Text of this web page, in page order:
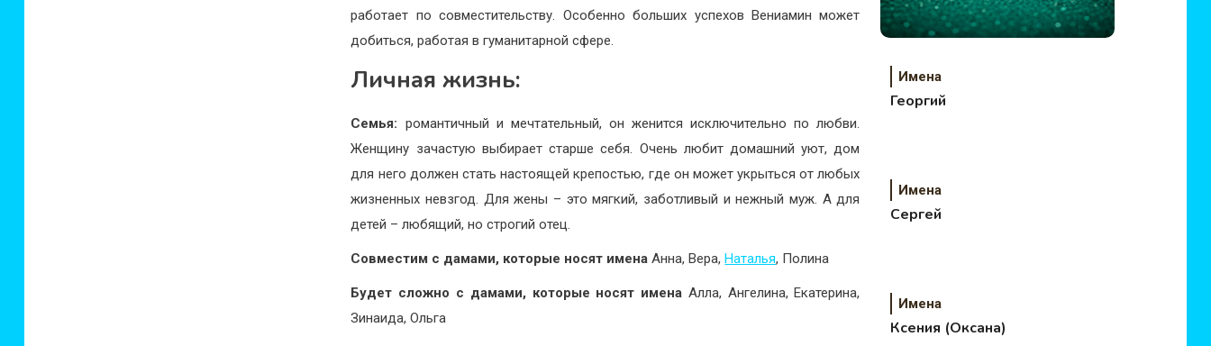
работает по совместительству. Особенно больших успехов Вениамин может
добиться, работая в гуманитарной сфере.
Личная жизнь:
Семья: романтичный и мечтательный, он женится исключительно по любви.
Женщину зачастую выбирает старше себя. Очень любит домашний уют, дом
для него должен стать настоящей крепостью, где он может укрыться от любых
жизненных невзгод. Для жены – это мягкий, заботливый и нежный муж. А для
детей – любящий, но строгий отец.
Совместим с дамами, которые носят имена Анна, Вера,Наталья, Полина
Будет сложно с дамами, которые носят имена Алла, Ангелина, Екатерина,
Зинаида, Ольга
Имена
Георгий
Имена
Сергей
Имена
Ксения (Оксана)